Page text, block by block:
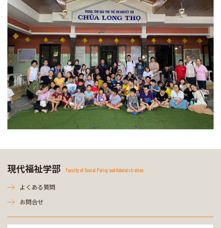
現代福祉学部 Faculty of Social Policy and Administration
よくある質問
お問合せ